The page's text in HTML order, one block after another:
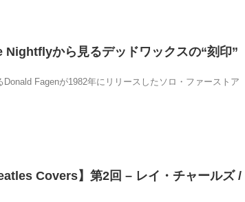
から見るデッドワックスの“刻印”
Fagenが1982年にリリースしたソロ・ファーストア
Covers】第2回 – レイ・チャールズ /